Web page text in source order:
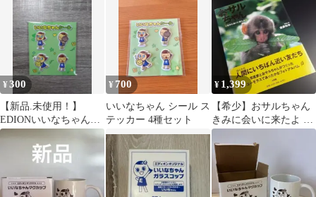
¥300
【新品.未使用！】
EDIONいいなちゃんシ
ール
¥ 700
いいなちゃん シール ス
テッカー 4種セット
¥ 1,399
【希少】おサルちゃん
きみに会いに来たよ 斎
藤和幸